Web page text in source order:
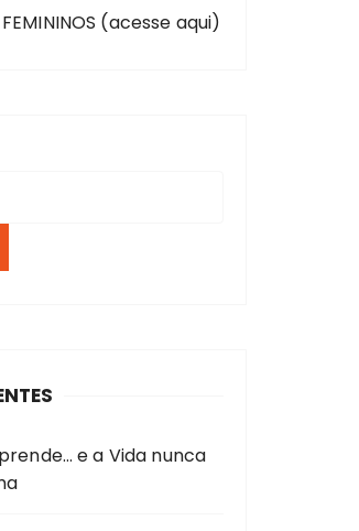
FEMININOS (acesse aqui)
e a Vida nunca